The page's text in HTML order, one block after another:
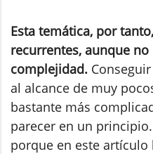
Esta temática, por
recurrentes, aunque
complejidad.
al alcance de muy
bastante más
parecer en un
porque en este